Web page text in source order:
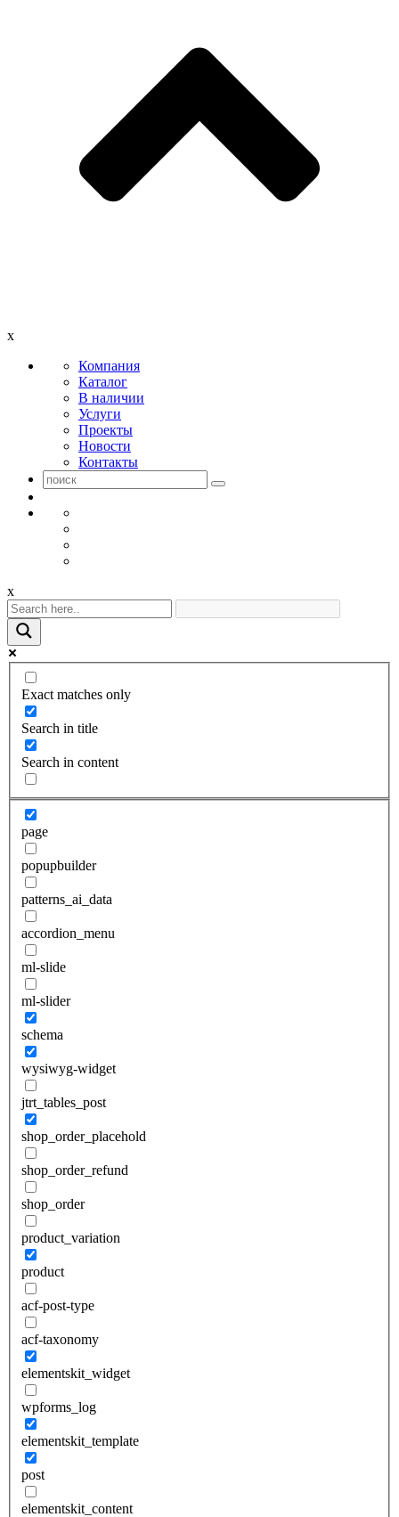
x
Компания
Каталог
В наличии
Услуги
Проекты
Новости
Контакты
x
Exact matches only
Search in title
Search in content
page
popupbuilder
patterns_ai_data
accordion_menu
ml-slide
ml-slider
schema
wysiwyg-widget
jtrt_tables_post
shop_order_placehold
shop_order_refund
shop_order
product_variation
product
acf-post-type
acf-taxonomy
elementskit_widget
wpforms_log
elementskit_template
post
elementskit_content